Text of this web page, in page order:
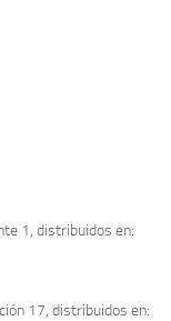
1, distribuidos en:
17, distribuidos en: